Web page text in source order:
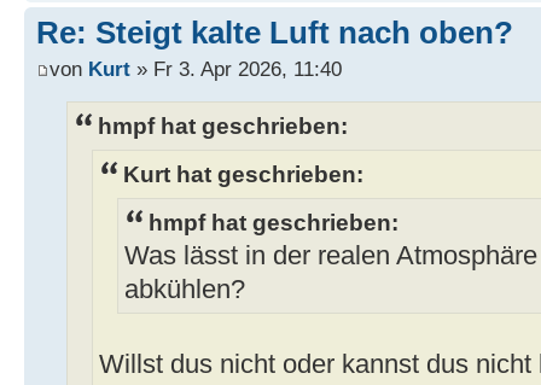
Re: Steigt kalte Luft nach oben?
von Kurt » Fr 3. Apr 2026, 11:40
hmpf hat geschrieben:
Kurt hat geschrieben:
hmpf hat geschrieben:
Was lässt in der realen
abkühlen?
Willst dus nicht oder kannst dus nicht